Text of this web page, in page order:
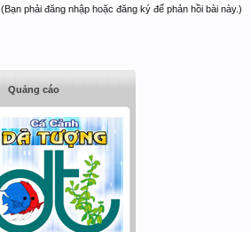
(Bạn phải đăng nhập hoặc đăng ký để phản hồi bài này.)
Quảng cáo